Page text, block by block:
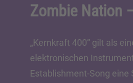
Zombie Nation
„Kernkraft 400“ gilt als
elektronischen
Establishment-Song